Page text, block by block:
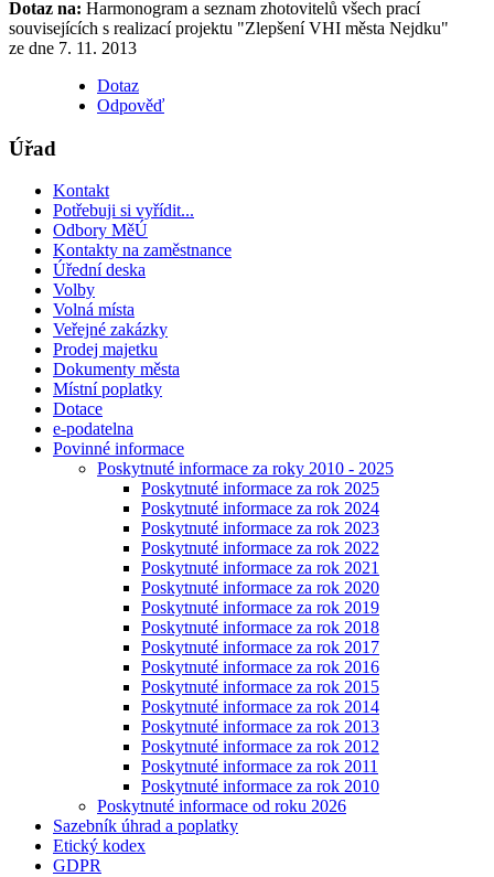
Dotaz na: Harmonogram a seznam zhotovitelů všech prací
souvisejících s realizací projektu "Zlepšení VHI města Nejdku"
ze dne 7. 11. 2013
Dotaz
Odpověď
Úřad
Kontakt
Potřebuji si vyřídit...
Odbory MěÚ
Kontakty na zaměstnance
Úřední deska
Volby
Volná místa
Veřejné zakázky
Prodej majetku
Dokumenty města
Místní poplatky
Dotace
e-podatelna
Povinné informace
Poskytnuté informace za roky 2010 - 2025
Poskytnuté informace za rok 2025
Poskytnuté informace za rok 2024
Poskytnuté informace za rok 2023
Poskytnuté informace za rok 2022
Poskytnuté informace za rok 2021
Poskytnuté informace za rok 2020
Poskytnuté informace za rok 2019
Poskytnuté informace za rok 2018
Poskytnuté informace za rok 2017
Poskytnuté informace za rok 2016
Poskytnuté informace za rok 2015
Poskytnuté informace za rok 2014
Poskytnuté informace za rok 2013
Poskytnuté informace za rok 2012
Poskytnuté informace za rok 2011
Poskytnuté informace za rok 2010
Poskytnuté informace od roku 2026
Sazebník úhrad a poplatky
Etický kodex
GDPR